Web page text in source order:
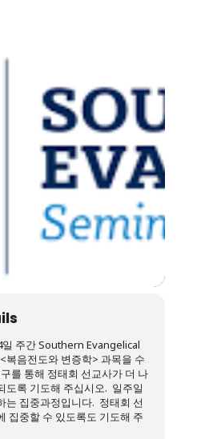
주간 Southern Evangelical
복음전도와 변증학> 과목을 수
를 통해 정태회 선교사가 더 나
도록 기도해 주십시오. 일주일
는 집중과정입니다. 정태회 선
집중할 수 있도록도 기도해 주